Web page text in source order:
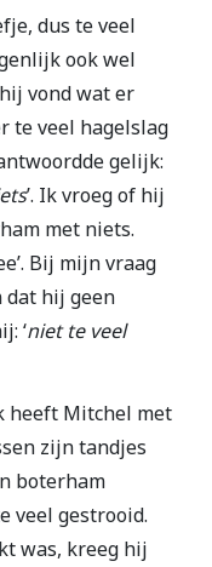
dus te veel
ook wel
vond wat er
te veel hagelslag
gelijk:
’. Ik vroeg of hij
met niets.
Bij mijn vraag
dat hij geen
‘niet te veel
heeft Mitchel met
zijn tandjes
boterham
veel gestrooid.
was, kreeg hij